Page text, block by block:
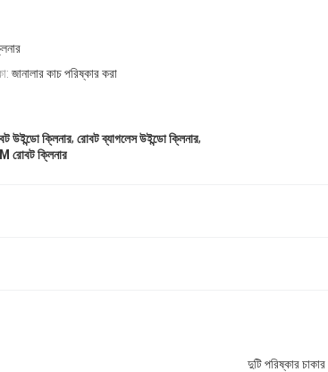
জানালার কাচ পরিষ্কার করা
উইন্ডো ক্লিনার, রোবট ব্যাগলেস উইন্ডো ক্লিনার,
ক্লিনার
দুটি পরিষ্কার